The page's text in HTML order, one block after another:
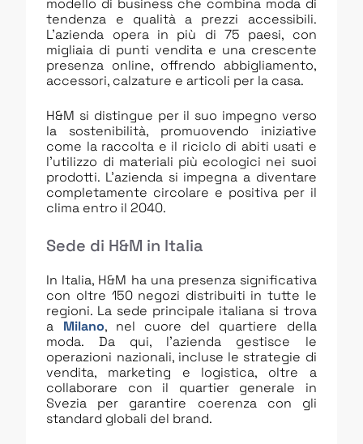
modello di business che combina moda di
tendenza e qualità a prezzi accessibili.
L’azienda opera in più di 75 paesi, con
migliaia di punti vendita e una crescente
presenza online, offrendo abbigliamento,
accessori, calzature e articoli per la casa.
H&M si distingue per il suo impegno verso
la sostenibilità, promuovendo iniziative
come la raccolta e il riciclo di abiti usati e
l’utilizzo di materiali più ecologici nei suoi
prodotti. L’azienda si impegna a diventare
completamente circolare e positiva per il
clima entro il 2040.
Sede di H&M in Italia
In Italia, H&M ha una presenza significativa
con oltre 150 negozi distribuiti in tutte le
regioni. La sede principale italiana si trova
a Milano, nel cuore del quartiere della
moda. Da qui, l’azienda gestisce le
operazioni nazionali, incluse le strategie di
vendita, marketing e logistica, oltre a
collaborare con il quartier generale in
Svezia per garantire coerenza con gli
standard globali del brand.